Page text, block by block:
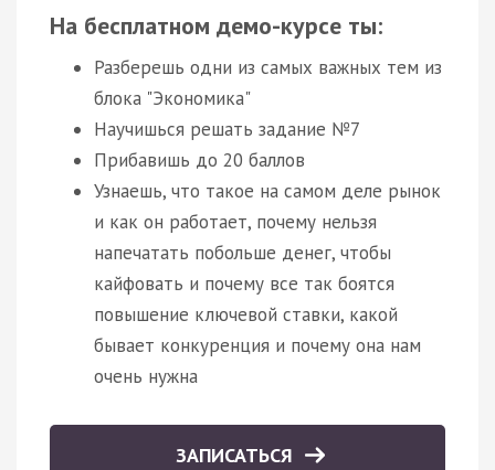
На бесплатном демо-курсе ты:
Разберешь одни из самых важных тем из
блока "Экономика"
Научишься решать задание №7
Прибавишь до 20 баллов
Узнаешь, что такое на самом деле рынок
и как он работает, почему нельзя
напечатать побольше денег, чтобы
кайфовать и почему все так боятся
повышение ключевой ставки, какой
бывает конкуренция и почему она нам
очень нужна
ЗАПИСАТЬСЯ